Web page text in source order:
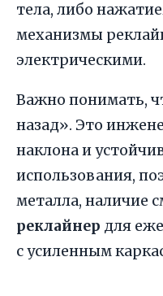
тела, либо
механизмы
электрическими.
Важно понимать,
назад». Это
наклона и
использования,
металла, наличие
реклайнер для
с усиленным